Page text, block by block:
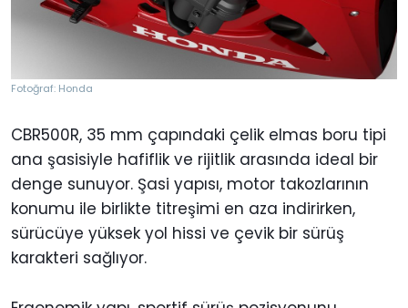
Fotoğraf: Honda
CBR500R, 35 mm çapındaki çelik elmas boru tipi
ana şasisiyle hafiflik ve rijitlik arasında ideal bir
denge sunuyor. Şasi yapısı, motor takozlarının
konumu ile birlikte titreşimi en aza indirirken,
sürücüye yüksek yol hissi ve çevik bir sürüş
karakteri sağlıyor.